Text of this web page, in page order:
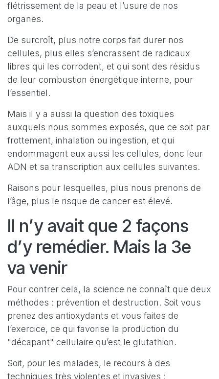
flétrissement de la peau et l’usure de nos
organes.
De surcroît, plus notre corps fait durer nos
cellules, plus elles s’encrassent de radicaux
libres qui les corrodent, et qui sont des résidus
de leur combustion énergétique interne, pour
l’essentiel.
Mais il y a aussi la question des toxiques
auxquels nous sommes exposés, que ce soit par
frottement, inhalation ou ingestion, et qui
endommagent eux aussi les cellules, donc leur
ADN et sa transcription aux cellules suivantes.
Raisons pour lesquelles, plus nous prenons de
l’âge, plus le risque de cancer est élevé.
Il n’y avait que 2 façons
d’y remédier. Mais la 3e
va venir
Pour contrer cela, la science ne connaît que deux
méthodes : prévention et destruction. Soit vous
prenez des antioxydants et vous faites de
l’exercice, ce qui favorise la production du
"décapant" cellulaire qu’est le glutathion.
Soit, pour les malades, le recours à des
techniques très violentes et invasives :